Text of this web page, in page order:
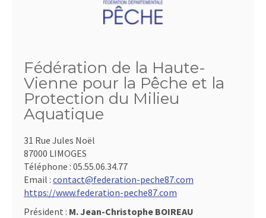
Fédération de la Haute-
Vienne pour la Pêche et la
Protection du Milieu
Aquatique
31 Rue Jules Noël
87000 LIMOGES
Téléphone : 05.55.06.34.77
Email : contact@federation-peche87.com
https://www.federation-peche87.com
Président : M. Jean-Christophe BOIREAU